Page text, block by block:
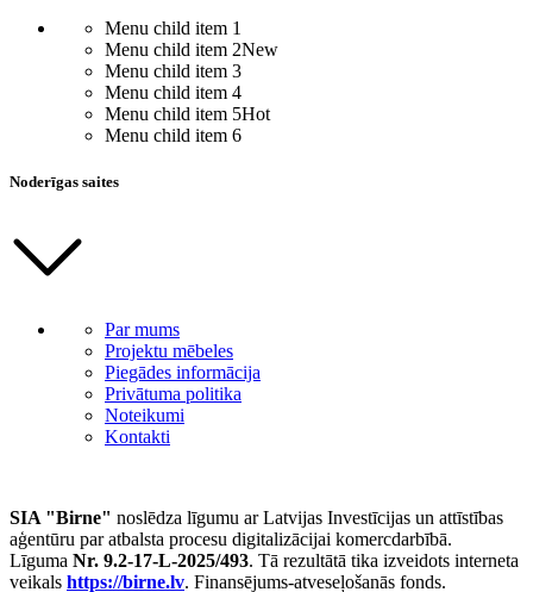
Menu child item 1
Menu child item 2New
Menu child item 3
Menu child item 4
Menu child item 5Hot
Menu child item 6
Noderīgas saites
Par mums
Projektu mēbeles
Piegādes informācija
Privātuma politika
Noteikumi
Kontakti
SIA "Birne" noslēdza līgumu ar Latvijas Investīcijas un attīstības
aģentūru par atbalsta procesu digitalizācijai komercdarbībā.
Līguma Nr. 9.2-17-L-2025/493. Tā rezultātā tika izveidots interneta
veikals https://birne.lv. Finansējums-atveseļošanās fonds.